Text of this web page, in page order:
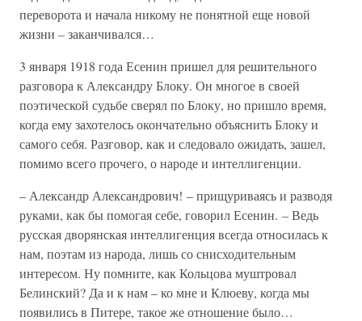
переворота и начала никому не понятной еще новой
жизни – заканчивался…
3 января 1918 года Есенин пришел для решительного
разговора к Александру Блоку. Он многое в своей
поэтической судьбе сверял по Блоку, но пришло время,
когда ему захотелось окончательно объяснить Блоку и
самого себя. Разговор, как и следовало ожидать, зашел,
помимо всего прочего, о народе и интеллигенции.
– Александр Александрович! – прищуриваясь и разводя
руками, как бы помогая себе, говорил Есенин. – Ведь
русская дворянская интеллигенция всегда относилась к
нам, поэтам из народа, лишь со снисходительным
интересом. Ну помните, как Кольцова муштровал
Белинский? Да и к нам – ко мне и Клюеву, когда мы
появились в Питере, такое же отношение было…